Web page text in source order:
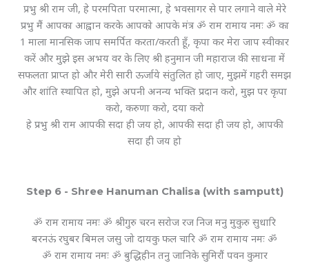
प्रभु श्री राम जी, हे परमपिता परमात्मा, हे भवसागर से पार लगाने वाले मेरे
प्रभु मैं आपका आह्वान करके आपको आपके मंत्र ॐ राम रामाय नमः ॐ का
1 माला मानसिक जाप समर्पित करता/करती हूँ, कृपा कर मेरा जाप स्वीकार
करें और मुझे इस अभय वर के लिए श्री हनुमान जी महाराज की साधना में
सफलता प्राप्त हो और मेरी सारी ऊर्जाये संतुलित हो जाए, मुझमें गहरी समझ
और शांति स्थापित हो, मुझे अपनी अनन्य भक्ति प्रदान करो, मुझ पर कृपा
करो, करुणा करो, दया करो
हे प्रभु श्री राम आपकी सदा ही जय हो, आपकी सदा ही जय हो, आपकी
सदा ही जय हो
Step 6 - Shree Hanuman Chalisa (with samputt)
ॐ राम रामाय नमः ॐ श्रीगुरु चरन सरोज रज निज मनु मुकुरु सुधारि
बरनऊं रघुबर बिमल जसु जो दायकु फल चारि ॐ राम रामाय नमः ॐ
ॐ राम रामाय नमः ॐ बुद्धिहीन तनु जानिके सुमिरौं पवन कुमार